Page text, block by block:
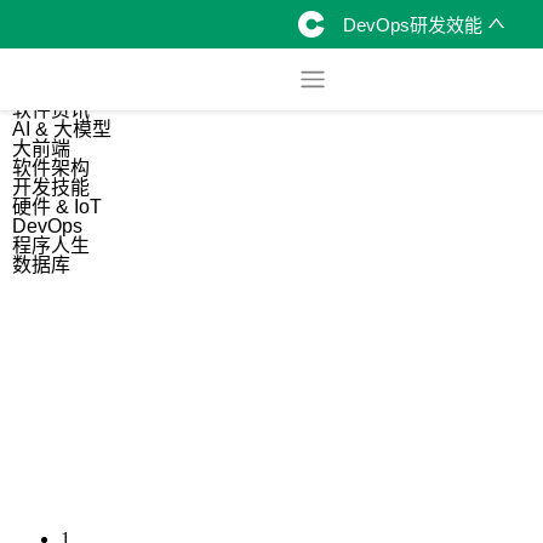
DevOps研发效能
软件资讯
AI & 大模型
大前端
软件架构
开发技能
硬件 & IoT
DevOps
程序人生
数据库
1